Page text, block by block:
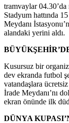
tramvaylar
Stadyum hattında
Meydanı
alandaki yerini aldı.
Kusursuz bir
dev ekranda futbol
vatandaşlara
İrade Meydanı’nı
ekran önünde ilk
DÜNYA